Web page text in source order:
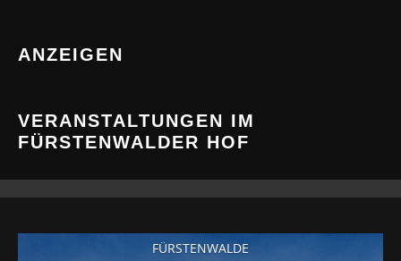
ANZEIGEN
VERANSTALTUNGEN IM
FÜRSTENWALDER HOF
FÜRSTENWALDE